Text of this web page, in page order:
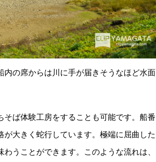
の席からは川に手が届きそうなほど水面
ば体験工房をすることも可能です。船番
大きく蛇行しています。極端に屈曲した
うことができます。このような流れは、